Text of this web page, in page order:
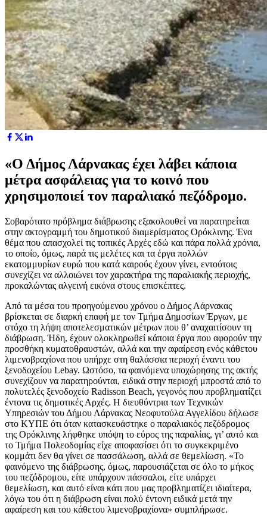
«Ο Δήμος Λάρνακας έχει λάβει κάποια
μέτρα ασφάλειας για το κοινό που
χρησιμοποιεί τον παραλιακό πεζόδρομο.
Σοβαρότατο πρόβλημα διάβρωσης εξακολουθεί να παρατηρείται
στην ακτογραμμή του δημοτικού διαμερίσματος Ορόκλινης. Ένα
θέμα που απασχολεί τις τοπικές Αρχές εδώ και πάρα πολλά χρόνια,
το οποίο, όμως, παρά τις μελέτες και τα έργα πολλών
εκατομμυρίων ευρώ που κατά καιρούς έχουν γίνει, εντούτοις
συνεχίζει να αλλοιώνει τον χαρακτήρα της παραλιακής περιοχής,
προκαλώντας αλγεινή εικόνα στους επισκέπτες.
Από τα μέσα του προηγούμενου χρόνου ο Δήμος Λάρνακας
βρίσκεται σε διαρκή επαφή με τον Τμήμα Δημοσίων Έργων, με
στόχο τη λήψη αποτελεσματικών μέτρων που θ’ αναχαιτίσουν τη
διάβρωση. Ήδη, έχουν ολοκληρωθεί κάποια έργα που αφορούν την
προσθήκη κυματοθραυστών, αλλά και την αφαίρεση ενός κάθετου
λιμενοβραχίονα που υπήρχε στη θαλάσσια περιοχή έναντι του
ξενοδοχείου Lebay. Ωστόσο, τα φαινόμενα υποχώρησης της ακτής
συνεχίζουν να παρατηρούνται, ειδικά στην περιοχή μπροστά από το
πολυτελές ξενοδοχείο Radisson Beach, γεγονός που προβληματίζει
έντονα τις δημοτικές Αρχές. Η διευθύντρια των Τεχνικών
Υπηρεσιών του Δήμου Λάρνακας Νεοφυτούλα Αγγελίδου δήλωσε
στο ΚΥΠΕ ότι όταν κατασκευάστηκε ο παραλιακός πεζόδρομος
της Ορόκλινης λήφθηκε υπόψη το εύρος της παραλίας, γι’ αυτό και
το Τμήμα Πολεοδομίας είχε αποφασίσει ότι το συγκεκριμένο
κομμάτι δεν θα γίνει σε πασσάλωση, αλλά σε θεμελίωση. «Το
φαινόμενο της διάβρωσης, όμως, παρουσιάζεται σε όλο το μήκος
του πεζόδρομου, είτε υπάρχουν πάσσαλοι, είτε υπάρχει
θεμελίωση, και αυτό είναι κάτι που μας προβληματίζει ιδιαίτερα,
λόγω του ότι η διάβρωση είναι πολύ έντονη ειδικά μετά την
αφαίρεση και του κάθετου λιμενοβραχίονα» συμπλήρωσε.